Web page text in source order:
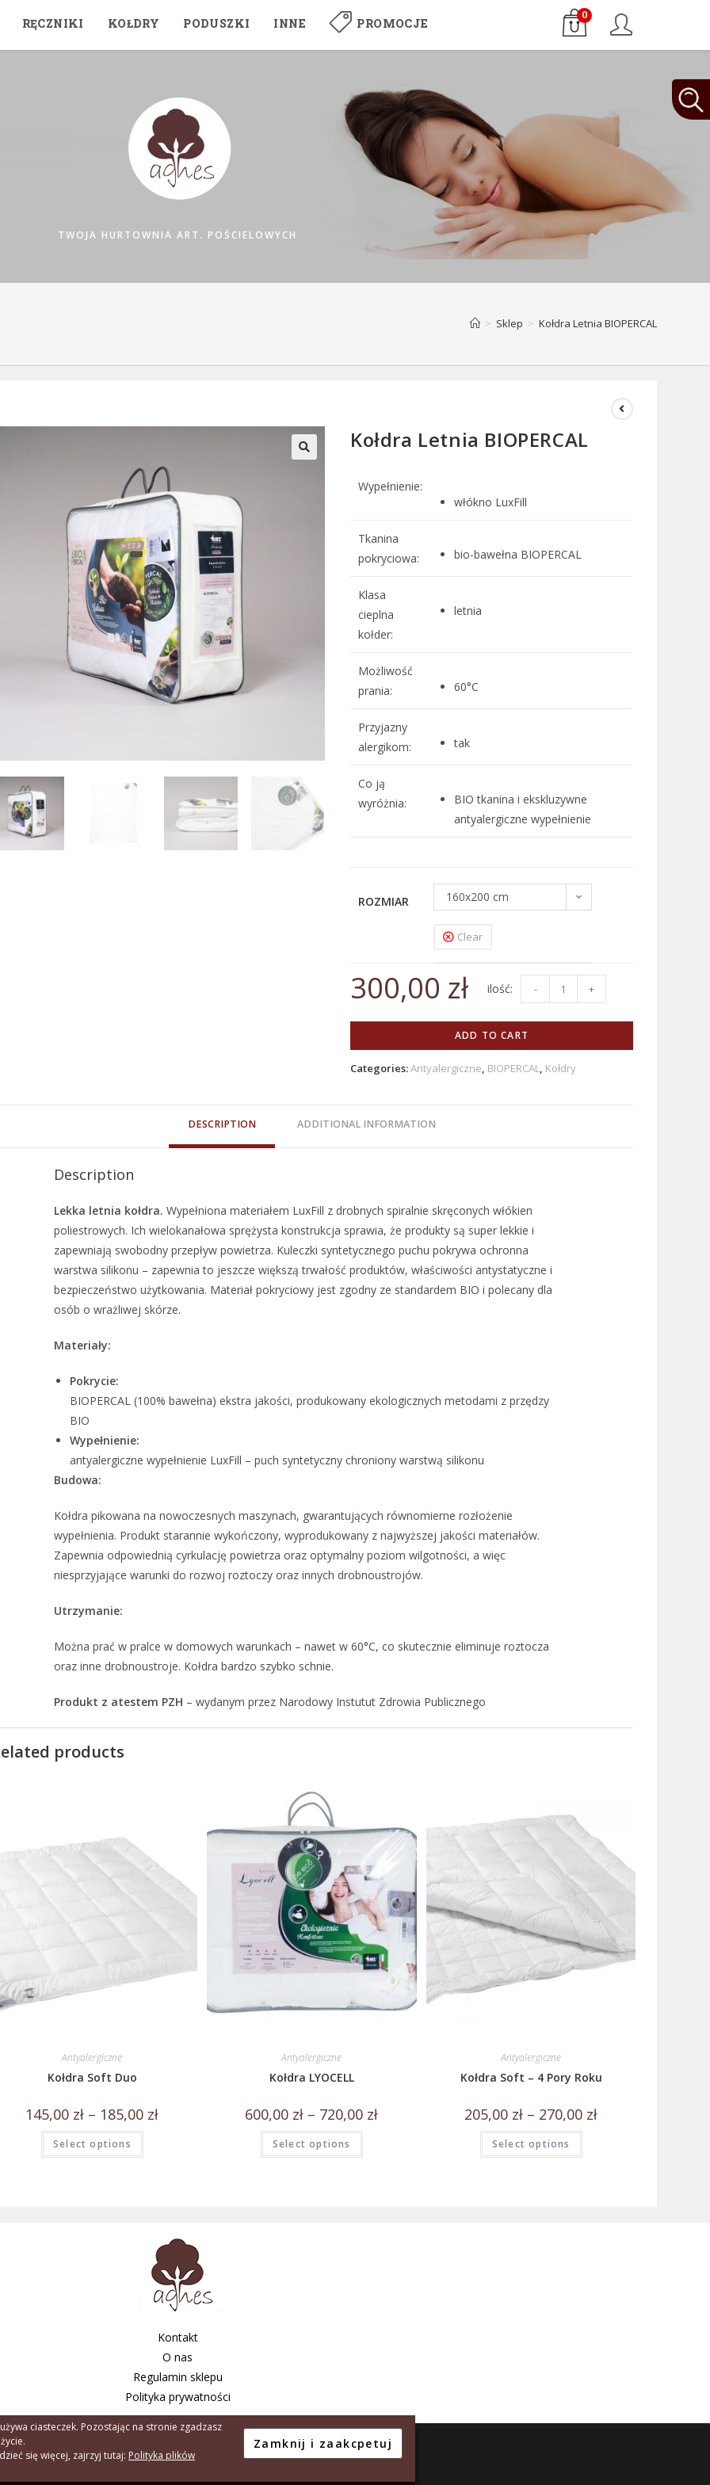
RĘCZNIKI KOŁDRY PODUSZKI INNE PROMOCJE
0
TWOJA HURTOWNIA ART. POŚCIELOWYCH
> Sklep > Kołdra Letnia BIOPERCAL
Kołdra Letnia BIOPERCAL
Wypełnienie:
włókno LuxFill
Tkanina
pokryciowa:
bio-bawełna BIOPERCAL
Klasa
cieplna
kołder:
letnia
Możliwość
prania:
60°C
Przyjazny
alergikom:
tak
Co ją
wyróżnia:
BIO tkanina i ekskluzywne
antyalergiczne wypełnienie
ROZMIAR 160x200 cm
Clear
300,00 zł - +
ADD TO CART
Categories:Antyalergiczne, BIOPERCAL, Kołdry
DESCRIPTION ADDITIONAL INFORMATION
Description
Lekka letnia kołdra. Wypełniona materiałem LuxFill z drobnych spiralnie skręconych włókien
poliestrowych. Ich wielokanałowa sprężysta konstrukcja sprawia, że produkty są super lekkie i
zapewniają swobodny przepływ powietrza. Kuleczki syntetycznego puchu pokrywa ochronna
warstwa silikonu – zapewnia to jeszcze większą trwałość produktów, właściwości antystatyczne i
bezpieczeństwo użytkowania. Materiał pokryciowy jest zgodny ze standardem BIO i polecany dla
osób o wrażliwej skórze.
Materiały:
Pokrycie:
BIOPERCAL (100% bawełna) ekstra jakości, produkowany ekologicznych metodami z przędzy
BIO
Wypełnienie:
antyalergiczne wypełnienie LuxFill – puch syntetyczny chroniony warstwą silikonu
Budowa:
Kołdra pikowana na nowoczesnych maszynach, gwarantujących równomierne rozłożenie
wypełnienia. Produkt starannie wykończony, wyprodukowany z najwyższej jakości materiałów.
Zapewnia odpowiednią cyrkulację powietrza oraz optymalny poziom wilgotności, a więc
niesprzyjające warunki do rozwoj roztoczy oraz innych drobnoustrojów.
Utrzymanie:
Można prać w pralce w domowych warunkach – nawet w 60°C, co skutecznie eliminuje roztocza
oraz inne drobnoustroje. Kołdra bardzo szybko schnie.
Produkt z atestem PZH – wydanym przez Narodowy Instutut Zdrowia Publicznego
products
Antyalergiczne
Kołdra Soft Duo
145,00 zł – 185,00 zł
Select options
Antyalergiczne
Kołdra LYOCELL
600,00 zł – 720,00 zł
Select options
Antyalergiczne
Kołdra Soft – 4 Pory Roku
205,00 zł – 270,00 zł
Select options
Kontakt
O nas
Regulamin sklepu
Polityka prywatności
Copyright © 2026 - Agnes Tarnów S.C. A.
ciasteczek. Pozostając na stronie zgadzasz
się więcej, zajrzyj tutaj: Polityka plików